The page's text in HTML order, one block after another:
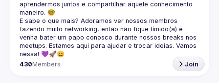
aprendermos juntos e compartilhar aquele conhecimento
maneiro. 🤓
E sabe o que mais? Adoramos ver nossos membros
fazendo muito networking, então não fique tímido(a) e
venha bater um papo conosco durante nossos breaks nos
meetups. Estamos aqui para ajudar e trocar ideias. Vamos
nessa! 💜🚀😄
430Members Join